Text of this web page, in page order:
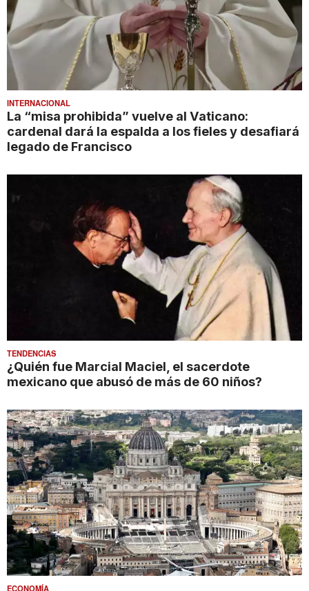
INTERNACIONAL
La “misa prohibida” vuelve al Vaticano:
cardenal dará la espalda a los fieles y desafiará
legado de Francisco
TENDENCIAS
¿Quién fue Marcial Maciel, el sacerdote
mexicano que abusó de más de 60 niños?
ECONOMÍA